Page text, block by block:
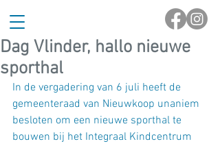
Dag Vlinder, hallo nieuwe
sporthal
In de vergadering van 6 juli heeft de
gemeenteraad van Nieuwkoop unaniem
besloten om een nieuwe sporthal te
bouwen bij het Integraal Kindcentrum